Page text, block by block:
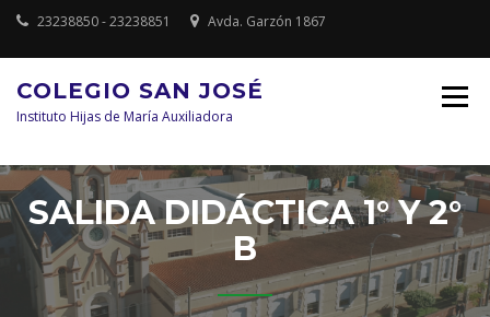
Saltar
contenido
23238850 - 23238851 Avda. Garzón 1867
COLEGIO SAN JOSÉ
Instituto Hijas de María Auxiliadora
SALIDA DIDÁCTICA 1° Y 2°
B